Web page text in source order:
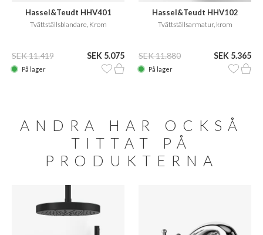
Hassel&Teudt HHV401
Tvättställsblandare, Krom
SEK 11.419 SEK 5.075
På lager
Hassel&Teudt HHV102
Tvättställsarmatur, krom
SEK 11.880 SEK 5.365
På lager
ANDRA HAR OCKSÅ
TITTAT PÅ
PRODUKTERNA